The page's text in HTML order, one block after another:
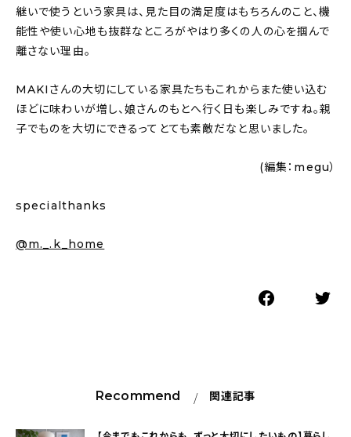
継いで使うという家具は、見た目の満足度はもちろんのこと、機
能性や使い心地も抜群なところがやはり多くの人の心を掴んで
離さない理由。
MAKIさんの大切にしている家具たちもこれからまた使い込む
ほどに味わいが増し、娘さんのもとへ行く日も楽しみですね。親
子でものを大切にできるってとても素敵だなと思いました。
(編集：megu）
specialthanks
@m._.k_home
Recommend 関連記事